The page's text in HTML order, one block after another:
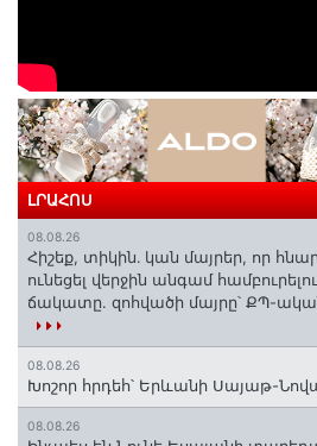
ԼՐԱՀՈՍ
08.08.26
Հիշեք, տիկին․ կան մայրեր, որ
ունեցել վերջին անգամ
ճակատը. զոհվածի մայրը՝ ՔՊ-
08.08.26
Խոշոր հրդեհ՝ Երևանի Սայաթ-
08.08.26